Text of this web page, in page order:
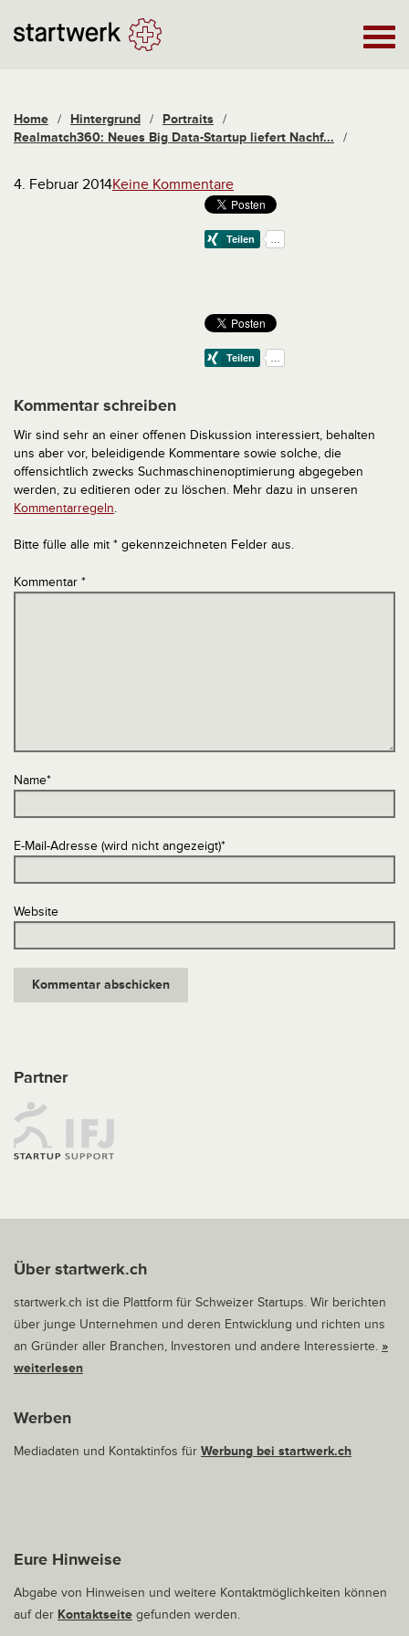
Home / Hintergrund / Portraits /
Realmatch360: Neues Big Data-Startup liefert Nachf...
/
4. Februar 2014Keine Kommentare
Kommentar schreiben
Wir sind sehr an einer offenen Diskussion interessiert, behalten
uns aber vor, beleidigende Kommentare sowie solche, die
offensichtlich zwecks Suchmaschinenoptimierung abgegeben
werden, zu editieren oder zu löschen. Mehr dazu in unseren
Kommentarregeln.
Bitte fülle alle mit * gekennzeichneten Felder aus.
Kommentar *
Name*
E-Mail-Adresse (wird nicht angezeigt)*
Website
Partner
Über startwerk.ch
startwerk.ch ist die Plattform für Schweizer Startups. Wir berichten
über junge Unternehmen und deren Entwicklung und richten uns
an Gründer aller Branchen, Investoren und andere Interessierte. »
weiterlesen
Werben
Mediadaten und Kontaktinfos für Werbung bei startwerk.ch
Eure Hinweise
Abgabe von Hinweisen und weitere Kontaktmöglichkeiten können
auf der Kontaktseite gefunden werden.